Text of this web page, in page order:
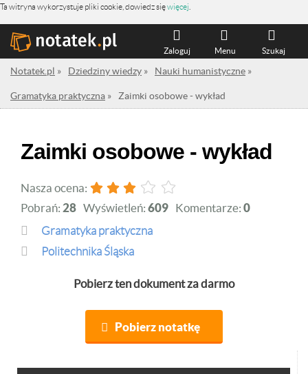
Ta witryna wykorzystuje pliki cookie, dowiedz sięwięcej
Szukaj
Menu
Zaloguj
Notatek.pl » Dziedziny wiedzy » Nauki humanistyczne »
Gramatyka praktyczna » Zaimki osobowe - wykład
Zaimki osobowe - wykład
Nasza ocena:
Pobrań: 28 Wyświetleń: 609 Komentarze: 0
Gramatyka praktyczna
Politechnika Śląska
Pobierz ten dokument za darmo
Pobierz notatkę